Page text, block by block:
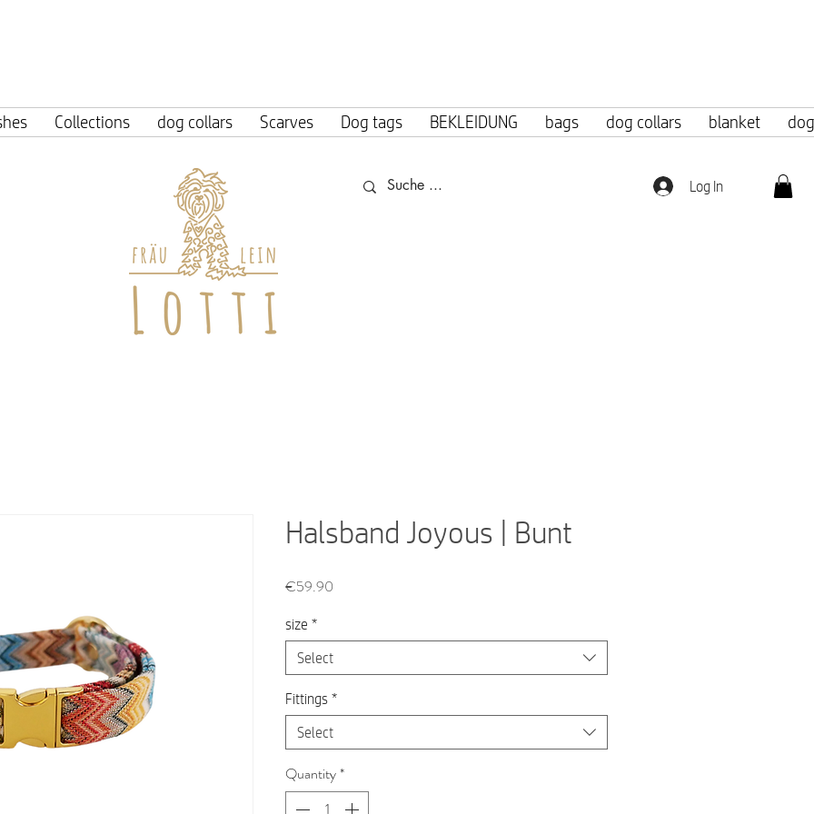
Collections dog collars Scarves Dog tags BEKLEIDUNG bags dog collars blanket
Log In
Halsband Joyous | Bunt
€59.90
size *
Select
Fittings *
Select
Quantity*